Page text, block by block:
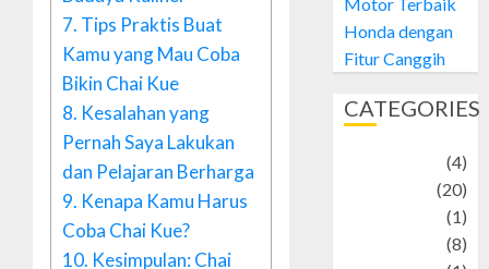
7. Tips Praktis Buat
Kamu yang Mau Coba
Bikin Chai Kue
8. Kesalahan yang
Pernah Saya Lakukan
dan Pelajaran Berharga
9. Kenapa Kamu Harus
Coba Chai Kue?
10. Kesimpulan: Chai
Honda dengan
Fitur Canggih
CATEGORIES
(4)
(20)
(1)
(8)